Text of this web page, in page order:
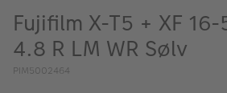
Kampanjer
Merker
Fujifilm X-T5 + XF
4.8 R LM WR Sølv
PIM5002464